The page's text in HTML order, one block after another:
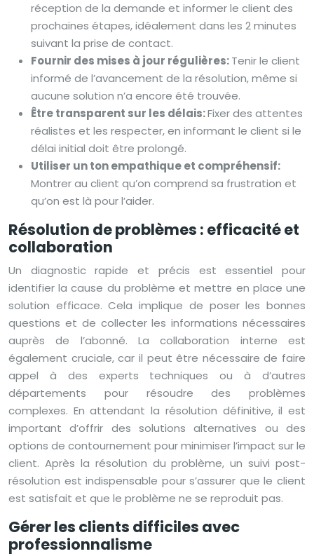
réception de la demande et informer le client des
prochaines étapes, idéalement dans les 2 minutes
suivant la prise de contact.
Fournir des mises à jour régulières:Tenir le client
informé de l’avancement de la résolution, même si
aucune solution n’a encore été trouvée.
Être transparent sur les délais:Fixer des attentes
réalistes et les respecter, en informant le client si le
délai initial doit être prolongé.
Utiliser un ton empathique et compréhensif:
Montrer au client qu’on comprend sa frustration et
qu’on est là pour l’aider.
Résolution de problèmes : efficacité et
collaboration
Un diagnostic rapide et précis est essentiel pour
identifier la cause du problème et mettre en place une
solution efficace. Cela implique de poser les bonnes
questions et de collecter les informations nécessaires
auprès de l’abonné. La collaboration interne est
également cruciale, car il peut être nécessaire de faire
appel à des experts techniques ou à d’autres
départements pour résoudre des problèmes
complexes. En attendant la résolution définitive, il est
important d’offrir des solutions alternatives ou des
options de contournement pour minimiser l’impact sur le
client. Après la résolution du problème, un suivi post-
résolution est indispensable pour s’assurer que le client
est satisfait et que le problème ne se reproduit pas.
Gérer les clients difficiles avec
professionnalisme